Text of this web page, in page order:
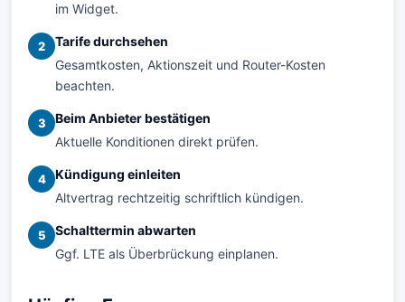
im Widget.
2
Tarife durchsehen
Gesamtkosten, Aktionszeit und Router-Kosten
beachten.
3
Beim Anbieter bestätigen
Aktuelle Konditionen direkt prüfen.
4
Kündigung einleiten
Altvertrag rechtzeitig schriftlich kündigen.
5
Schalttermin abwarten
Ggf. LTE als Überbrückung einplanen.